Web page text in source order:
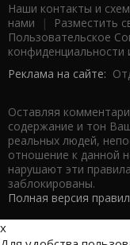
Наши контакты и
нами | Разместить
Пользовательское
конфиденциальности
Реклама на сайте:
Оставляя
содержание и тон
реальных людей,
отношение к данной
нарушают эти
заблокированы.
Полная версия правил
x